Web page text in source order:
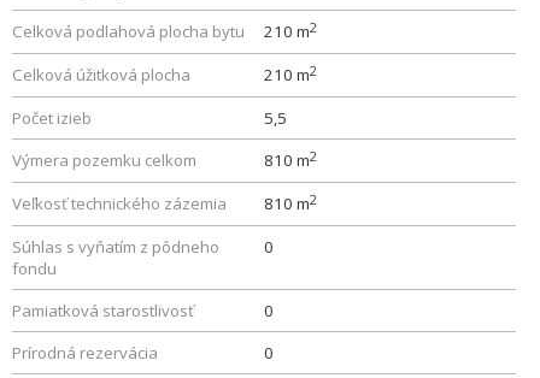
Celková podlahová plocha bytu 210 m2
Celková úžitková plocha 210 m2
Počet izieb
5,5
Výmera pozemku celkom
810 m2
Veľkosť technického zázemia 810 m2
Súhlas s vyňatím z pôdneho
fondu
0
Pamiatková starostlivosť
0
Prírodná rezervácia
0